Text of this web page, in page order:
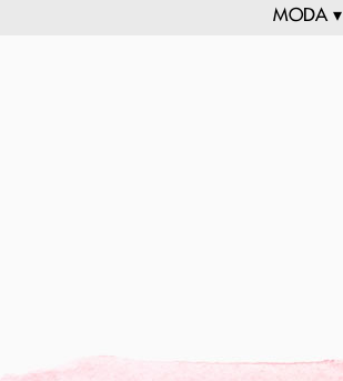
MODA ▾